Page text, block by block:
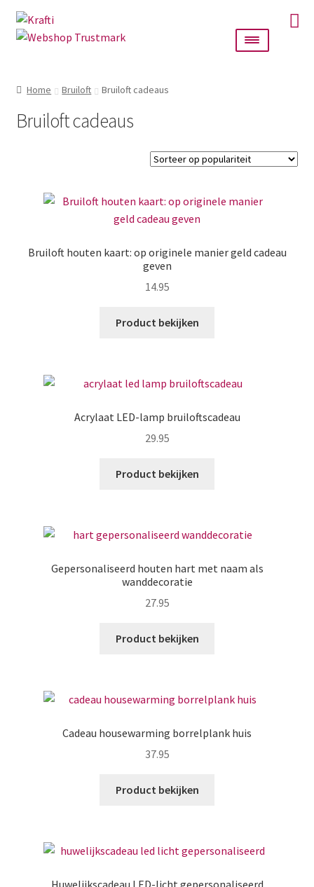
Ga
door
Ga
naar
Cadeautjes
Home Bruiloft Bruiloft cadeaus
Bruiloft cadeaus
Bruiloft houten kaart: op originele manier geld cadeau
geven
14.95
Product bekijken
Acrylaat LED-lamp bruiloftscadeau
29.95
Product bekijken
Gepersonaliseerd houten hart met naam als
wanddecoratie
27.95
Product bekijken
Cadeau housewarming borrelplank huis
37.95
Product bekijken
Huwelijkscadeau LED-licht gepersonaliseerd